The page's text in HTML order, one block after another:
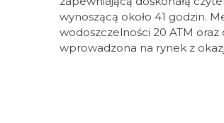
wynoszącą około 41 godzin.
wodoszczelności 20 ATM
wprowadzona na rynek z